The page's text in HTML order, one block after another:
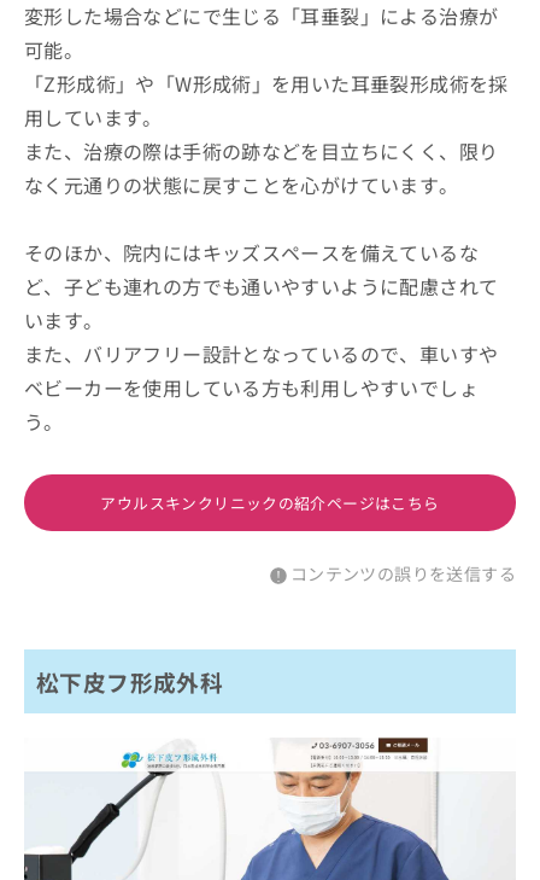
変形した場合などにで生じる「耳垂裂」による治療が
可能。
「Z形成術」や「W形成術」を用いた耳垂裂形成術を採
用しています。
また、治療の際は手術の跡などを目立ちにくく、限り
なく元通りの状態に戻すことを心がけています。
そのほか、院内にはキッズスペースを備えているな
ど、子ども連れの方でも通いやすいように配慮されて
います。
また、バリアフリー設計となっているので、車いすや
ベビーカーを使用している方も利用しやすいでしょ
う。
アウルスキンクリニックの紹介ページはこちら
コンテンツの誤りを送信する
松下皮フ形成外科